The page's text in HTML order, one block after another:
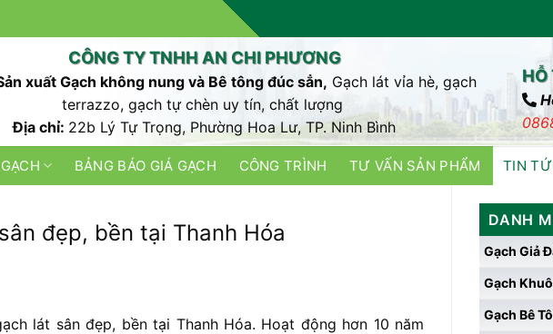
CÔNG TY TNHH AN CHI PHƯƠNG
xuất Gạch không nung và Bê tông đúc sẳn, Gạch lát vỉa hè, gạch
terrazzo, gạch tự chèn uy tín, chất lượng
Địa chỉ: 22b Lý Tự Trọng, Phường Hoa Lư, TP. Ninh Bình
HỖ
BẢNG BÁO GIÁ GẠCH CÔNG TRÌNH TƯ VẤN SẢN PHẨM TIN
đẹp, bền tại Thanh Hóa
lát sân đẹp, bền tại Thanh Hóa. Hoạt động hơn 10 năm
DANH
Gạch Giả
Gạch
Gạch Bê